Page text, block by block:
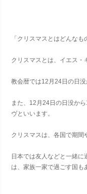
「クリスマスとはどんなも
クリスマスとは、イエス・
教会暦では12月24日の日
また、12月24日の日没か
ヴといいます。
クリスマスは、各国で期間
日本では友人などと一緒
は、家族一家で過ごす国も